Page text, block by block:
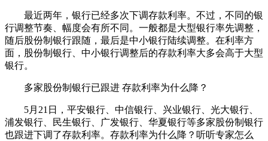
最近两年，银行已经多次下调存款利率。不过，不同的银
行调整节奏、幅度会有所不同。一般都是大型银行率先调整，
随后股份制银行跟随，最后是中小银行陆续调整。在利率方
面，股份制银行、中小银行调整后的存款利率大多会高于大型
银行。
多家股份制银行已跟进 存款利率为什么降？
5月21日，平安银行、中信银行、兴业银行、光大银行、
浦发银行、民生银行、广发银行、华夏银行等多家股份制银行
也跟进下调了存款利率。存款利率为什么降？听听专家怎么